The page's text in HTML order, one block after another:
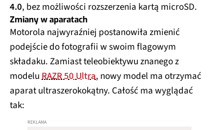
4.0, bez możliwości rozszerzenia kartą microSD.
Zmiany w aparatach
Motorola najwyraźniej postanowiła zmienić
podejście do fotografii w swoim flagowym
składaku. Zamiast teleobiektywu znanego z
modeluRAZR 50 Ultra, nowy model ma otrzymać
aparat ultraszerokokątny. Całość ma wyglądać
tak: